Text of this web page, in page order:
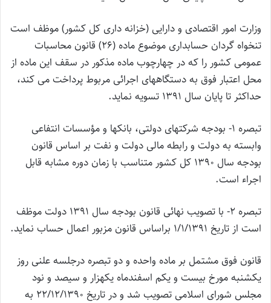
وزارت امور اقتصادی و دارایی (خزانه داری کل کشور) موظف است
تنخواه گردان حسابداری موضوع ماده (۲۶) قانون محاسبات
عمومی کشور را که در چهارچوب ماده مذکور در سقف این ماده از
محل اعتبار فوق به دستگاههای اجرائی مربوط پرداخت می کند،
حداکثر تا پایان سال ۱۳۹۱ تسویه نماید.
تبصره ۱- بودجه شرکتهای دولتی، بانکها و مؤسسات انتفاعی
وابسته به دولت و رابطه مالی دولت و نفت بر اساس قانون
بودجه سال ۱۳۹۰ کل کشور متناسب با زمان دوره مشابه قابل
اجراء است.
تبصره ۲- با تصویب نهائی قانون بودجه سال ۱۳۹۱ دولت موظف
است از تاریخ ۱/۱/۱۳۹۱ براساس قانون مزبور اعمال حساب نماید.
قانون فوق مشتمل بر ماده واحده و دو تبصره درجلسه علنی روز
یکشنبه مورخ بیست و یکم اسفندماه یکهزار و سیصد و نود
مجلس شورای اسلامی تصویب شد و در تاریخ ۲۲/۱۲/۱۳۹۰ به